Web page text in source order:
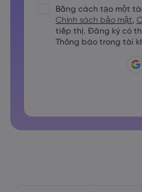
Các mật khẩu phải
Các mật khẩu phải
Mật khẩu phải chứa
Bằng cách tạo một
Chính sách bảo mật,
tiếp thị. Đăng ký có
Thông báo trong tài